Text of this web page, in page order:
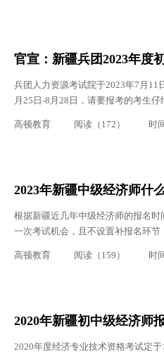
官宣：新疆兵团2023年度
兵团人力资源考试院于2023年7月11
月25日-8月28日，请要报考的考生
高顿教育 阅读（172） 时
2023年新疆中级经济师什
根据新疆近几年中级经济师的报名
一次考试机会，且不设置补报名环
高顿教育 阅读（159） 时
2020年新疆初中级经济师
2020年度经济专业技术资格考试定